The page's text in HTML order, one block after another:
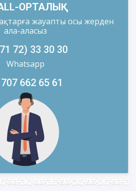
ОРТАЛЫҚ
жауапты осы жерден
ала-аласыз
72) 33 30 30
Whatsapp
662 65 61